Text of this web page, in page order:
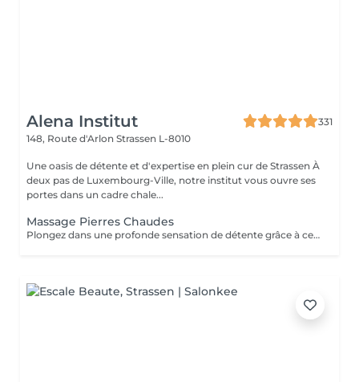
Alena Institut
331
148, Route d'Arlon Strassen L-8010
Une oasis de détente et d'expertise en plein cur de Strassen À
deux pas de Luxembourg-Ville, notre institut vous ouvre ses
portes dans un cadre chale...
Massage Pierres Chaudes
Plongez dans une profonde sensation de détente grâce à ce massage enveloppant réalisé avec des pierres volcaniques chaudes. La chaleur diffuse apaise les tensions musculaires, améliore la circulation et procure un bien-être incomparable. Un soin cocooning idéal pour relâcher le corps, calmer l'esprit et retrouver une harmonie totale.